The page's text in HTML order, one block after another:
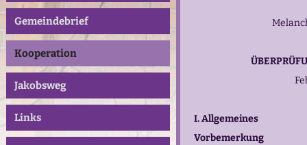
Gemeindebrief
Kooperation
Jakobsweg
Links
I. Allgemeines
Vorbemerkung